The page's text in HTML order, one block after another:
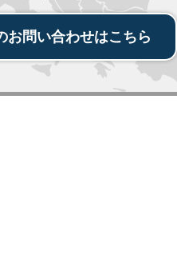
お問い合わせはこちら